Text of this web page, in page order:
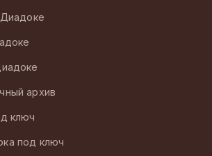
архив
ключ
под ключ